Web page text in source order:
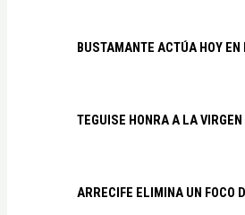
BUSTAMANTE ACTÚA HOY
TEGUISE HONRA A LA
ARRECIFE ELIMINA UN FOCO